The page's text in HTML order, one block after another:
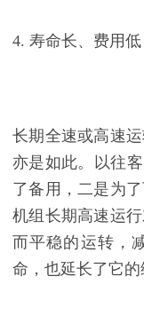
4. 寿命长、费用低
长期全速或高速
亦是如此。以往
了备用，二是为
机组长期高速运
而平稳的运转，
命，也延长了它的